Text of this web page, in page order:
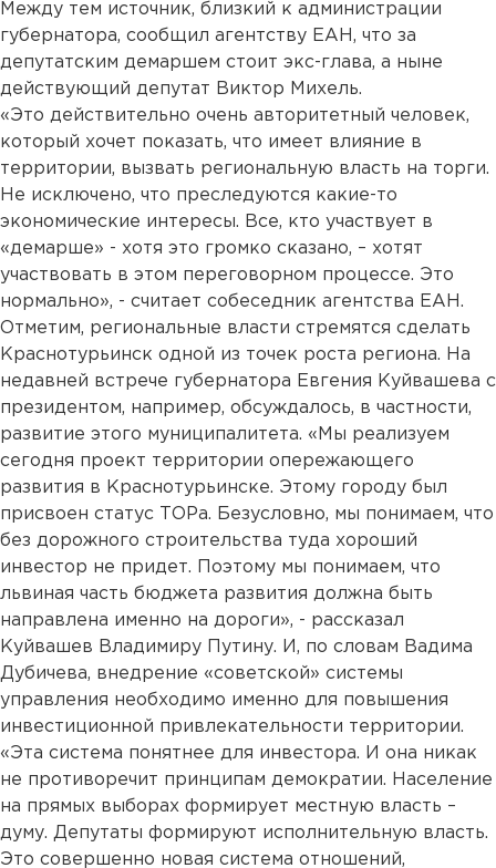
Между тем источник, близкий к администрации
губернатора, сообщил агентству ЕАН, что за
депутатским демаршем стоит экс-глава, а ныне
действующий депутат Виктор Михель.
«Это действительно очень авторитетный человек,
который хочет показать, что имеет влияние в
территории, вызвать региональную власть на торги.
Не исключено, что преследуются какие-то
экономические интересы. Все, кто участвует в
«демарше» - хотя это громко сказано, – хотят
участвовать в этом переговорном процессе. Это
нормально», - считает собеседник агентства ЕАН.
Отметим, региональные власти стремятся сделать
Краснотурьинск одной из точек роста региона. На
недавней встрече губернатора Евгения Куйвашева с
президентом, например, обсуждалось, в частности,
развитие этого муниципалитета. «Мы реализуем
сегодня проект территории опережающего
развития в Краснотурьинске. Этому городу был
присвоен статус ТОРа. Безусловно, мы понимаем, что
без дорожного строительства туда хороший
инвестор не придет. Поэтому мы понимаем, что
львиная часть бюджета развития должна быть
направлена именно на дороги», - рассказал
Куйвашев Владимиру Путину. И, по словам Вадима
Дубичева, внедрение «советской» системы
управления необходимо именно для повышения
инвестиционной привлекательности территории.
«Эта система понятнее для инвестора. И она никак
не противоречит принципам демократии. Население
на прямых выборах формирует местную власть –
думу. Депутаты формируют исполнительную власть.
Это совершенно новая система отношений,